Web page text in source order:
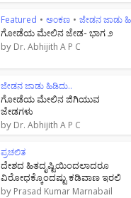
Featured • ಅಂಕಣ • ಜೇಡನ ಜಾಡು
ಗೋಡೆಯ ಮೇಲಿನ ಜೇಡ- ಭಾಗ ೨
by Dr. Abhijith A P C
ಜೇಡನ ಜಾಡು ಹಿಡಿದು..
ಗೋಡೆಯ ಮೇಲಿನ ಜಿಗಿಯುವ
ಜೇಡಗಳು
by Dr. Abhijith A P C
ಪ್ರಚಲಿತ
ದೇಶದ ಹಿತದೃಷ್ಟಿಯಿಂದಲಾದರೂ
ವಿರೋಧಕ್ಕೊಂದಷ್ಟು ಕಡಿವಾಣ ಇರಲಿ
by Prasad Kumar Marnabail